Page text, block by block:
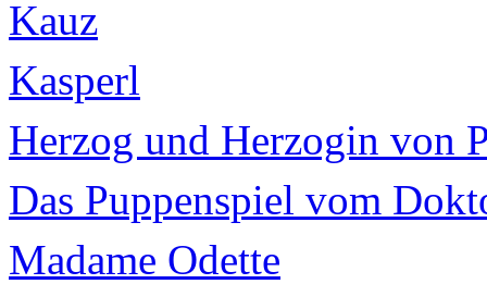
Kauz
Kasperl
Herzog und Herzogin von
Das Puppenspiel vom
Madame Odette